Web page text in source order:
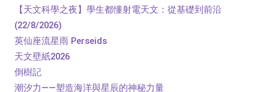
【天文科學之夜】學生都懂射電天文：從基礎到前沿
(22/8/2026)
英仙座流星雨 Perseids
天文壁紙2026
倒樹記
潮汐力——塑造海洋與星辰的神秘力量